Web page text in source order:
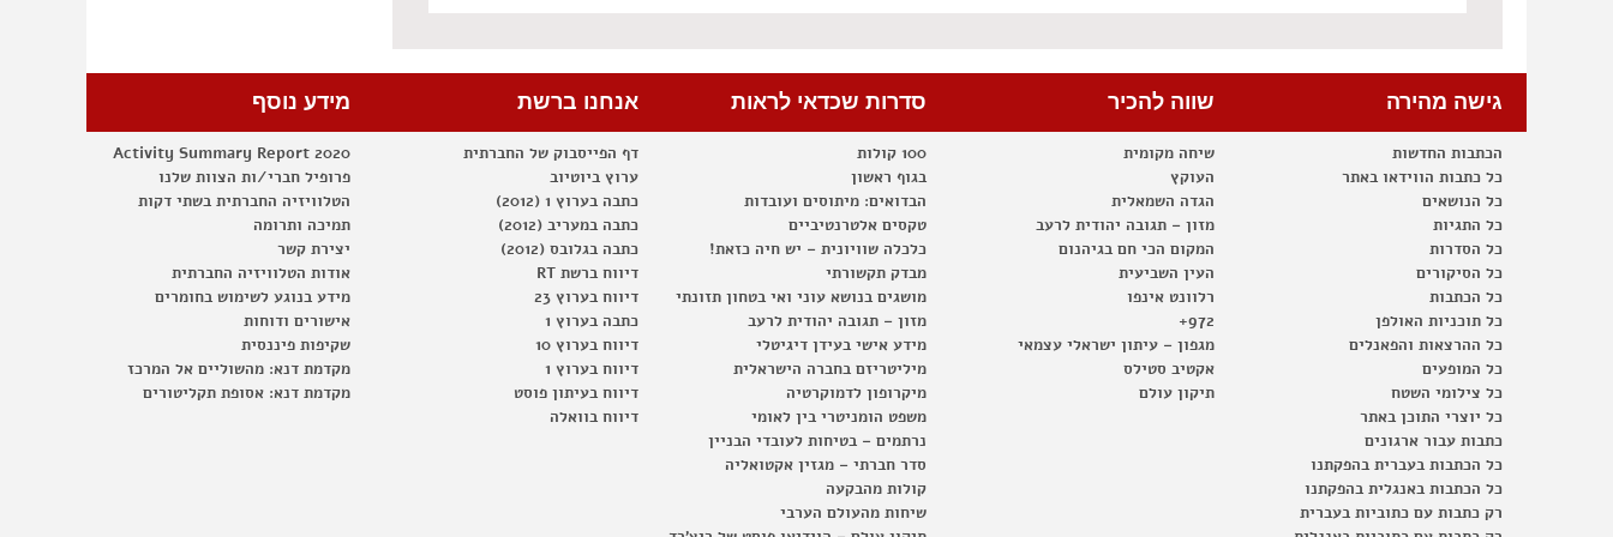
גישה מהירה
הכתבות החדשות
כל כתבות הווידאו באתר
כל הנושאים
כל התגיות
כל הסדרות
כל הסיקורים
כל הכתבות
כל תוכניות האולפן
כל ההרצאות והפאנלים
כל המופעים
כל צילומי השטח
כל יוצרי התוכן באתר
כתבות עבור ארגונים
כל הכתבות בעברית בהפקתנו
כל הכתבות באנגלית בהפקתנו
רק כתבות עם כתוביות בעברית
שווה להכיר
שיחה מקומית
העוקץ
הגדה השמאלית
מזון – תגובה יהודית לרעב
המקום הכי חם בגיהנום
העין השביעית
רלוונט אינפו
972+
מגפון – עיתון ישראלי עצמאי
אקטיב סטילס
תיקון עולם
סדרות שכדאי לראות
100 קולות
בגוף ראשון
הבדואים: מיתוסים ועובדות
טקסים אלטרנטיביים
כלכלה שוויונית – יש חיה כזאת!
מבדק תקשורתי
מושגים בנושא עוני ואי בטחון תזונתי
מזון – תגובה יהודית לרעב
מידע אישי בעידן דיגיטלי
מיליטריזם בחברה הישראלית
מיקרופון לדמוקרטיה
משפט הומניטרי בין לאומי
נרתמים – בטיחות לעובדי הבניין
סדר חברתי – מגזין אקטואליה
קולות מהבקעה
שיחות מהעולם הערבי
אנחנו ברשת
דף הפייסבוק של החברתית
ערוץ ביוטיוב
כתבה בערוץ 1 (2012)
כתבה במעריב (2012)
כתבה בגלובס (2012)
דיווח ברשת RT
דיווח בערוץ 23
כתבה בערוץ 1
דיווח בערוץ 10
דיווח בערוץ 1
דיווח בעיתון פוסט
דיווח בוואלה
מידע נוסף
Activity Summary Report 2020
פרופיל חברי/ות הצוות שלנו
הטלוויזיה החברתית בשתי דקות
תמיכה ותרומה
יצירת קשר
אודות הטלוויזיה החברתית
מידע בנוגע לשימוש בחומרים
אישורים ודוחות
שקיפות פיננסית
מקדמת דנא: מהשוליים אל המרכז
מקדמת דנא: אסופת תקליטורים